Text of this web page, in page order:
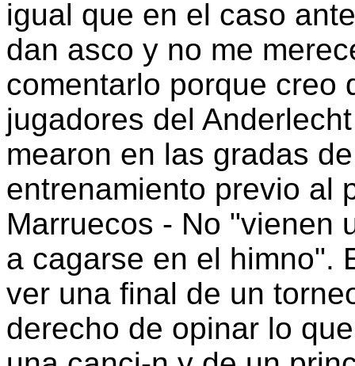
igual que en el caso
dan asco y no me
comentarlo porque creo
jugadores del
mearon en las gradas
entrenamiento previo al
Marruecos - No "vienen
a cagarse en el himno".
ver una final de un
derecho de opinar lo